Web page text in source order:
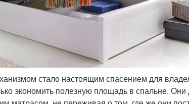
стало настоящим спасением для
экономить полезную площадь в спальне.